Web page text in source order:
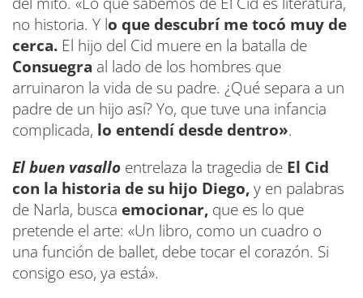
no historia. Y lo que descubrí me tocó muy de
cerca. El hijo del Cid muere en la batalla de
Consuegra al lado de los hombres que
arruinaron la vida de su padre. ¿Qué separa a un
padre de un hijo así? Yo, que tuve una infancia
complicada, lo entendí desde dentro».
El buen vasallo entrelaza la tragedia de El Cid
con la historia de su hijo Diego,y en palabras
de Narla, busca emocionar, que es lo que
pretende el arte: «Un libro, como un cuadro o
una función de ballet, debe tocar el corazón. Si
consigo eso, ya está».